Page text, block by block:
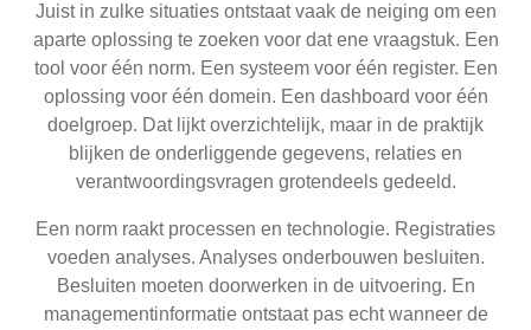
Juist in zulke situaties ontstaat vaak de neiging om een
aparte oplossing te zoeken voor dat ene vraagstuk. Een
tool voor één norm. Een systeem voor één register. Een
oplossing voor één domein. Een dashboard voor één
doelgroep. Dat lijkt overzichtelijk, maar in de praktijk
blijken de onderliggende gegevens, relaties en
verantwoordingsvragen grotendeels gedeeld.
Een norm raakt processen en technologie. Registraties
voeden analyses. Analyses onderbouwen besluiten.
Besluiten moeten doorwerken in de uitvoering. En
managementinformatie ontstaat pas echt wanneer de